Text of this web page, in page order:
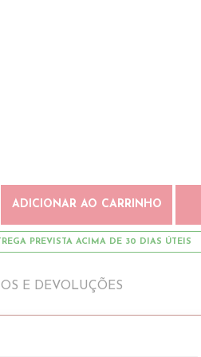
ADICIONAR AO CARRINHO
PREVISTA ACIMA DE 30 DIAS ÚTEIS
E DEVOLUÇÕES